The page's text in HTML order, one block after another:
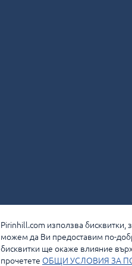
Pirinhill.com използва бисквитки,
можем да Ви предоставим по-
бисквитки ще окаже влияние
прочетете ОБЩИ УСЛОВИЯ ЗА